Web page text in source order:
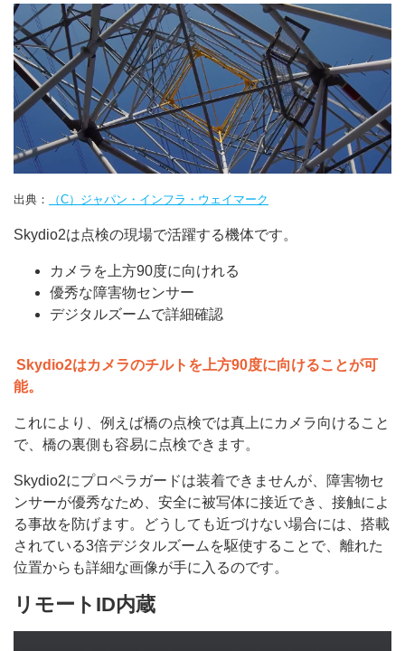
出典： （C）ジャパン・インフラ・ウェイマーク
Skydio2は点検の現場で活躍する機体です。
カメラを上方90度に向けれる
優秀な障害物センサー
デジタルズームで詳細確認
Skydio2はカメラのチルトを上方90度に向けることが可
能。
これにより、例えば橋の点検では真上にカメラ向けること
で、橋の裏側も容易に点検できます。
Skydio2にプロペラガードは装着できませんが、障害物セ
ンサーが優秀なため、安全に被写体に接近でき、接触によ
る事故を防げます。どうしても近づけない場合には、搭載
されている3倍デジタルズームを駆使することで、離れた
位置からも詳細な画像が手に入るのです。
リモートID内蔵